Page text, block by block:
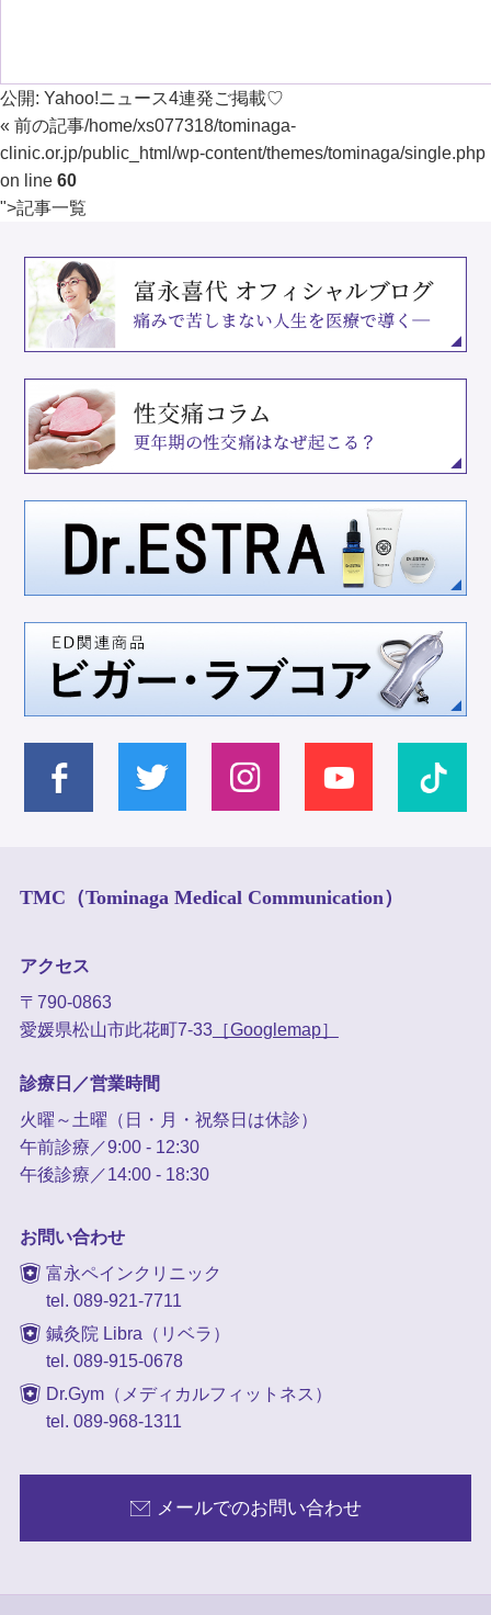
公開: Yahoo!ニュース4連発ご掲載♡
« 前の記事/home/xs077318/tominaga-
clinic.or.jp/public_html/wp-content/themes/tominaga/single.php
on line 60
">記事一覧
TMC（Tominaga Medical Communication）
アクセス
〒790-0863
愛媛県松山市此花町7-33［Googlemap］
診療日／営業時間
火曜～土曜（日・月・祝祭日は休診）
午前診療／9:00 - 12:30
午後診療／14:00 - 18:30
お問い合わせ
富永ペインクリニック
tel. 089-921-7711
鍼灸院 Libra（リベラ）
tel. 089-915-0678
Dr.Gym（メディカルフィットネス）
tel. 089-968-1311
メールでのお問い合わせ